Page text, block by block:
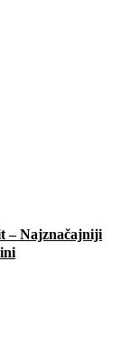
– Najznačajniji